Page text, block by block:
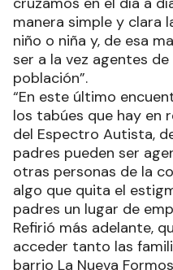
manera simple y clara
niño o niña y, de esa
ser a la vez agentes
población”.
“En este último
los tabúes que hay en
del Espectro Autista,
padres pueden ser
otras personas de la
algo que quita el
padres un lugar de
Refirió más adelante,
acceder tanto las
barrio La Nueva